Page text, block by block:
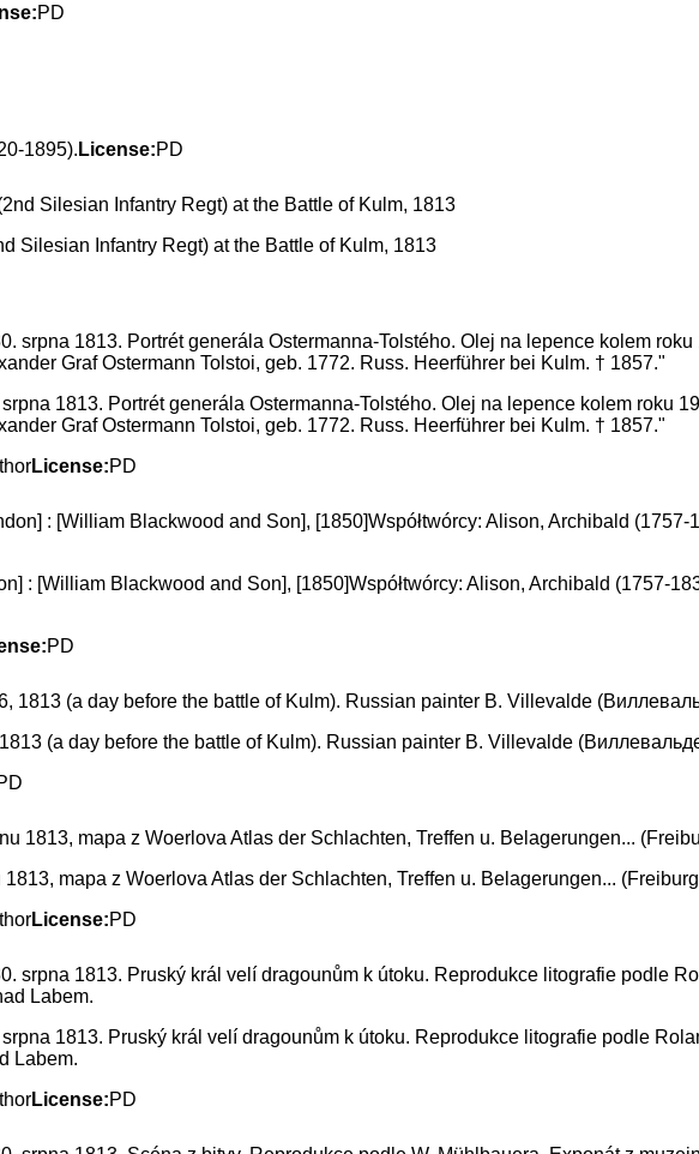
PD
1895). License:PD
Silesian Infantry Regt) at the Battle of Kulm, 1813
1813. Portrét generála Ostermanna-Tolstého. Olej na lepence kolem roku
Graf Ostermann Tolstoi, geb. 1772. Russ. Heerführer bei Kulm. † 1857."
License:PD
: [William Blackwood and Son], [1850]Współtwórcy: Alison, Archibald (1757-
PD
(a day before the battle of Kulm). Russian painter B. Villevalde
mapa z Woerlova Atlas der Schlachten, Treffen u. Belagerungen...
License:PD
1813. Pruský král velí dragounům k útoku. Reprodukce litografie podle
Labem.
License:PD